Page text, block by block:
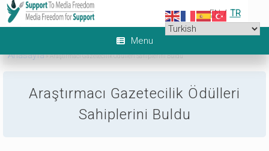
Skip
EN / TR
Menu
Anasayfa»Araştırmacı Gazetecilik Ödülleri Sahiplerini Buldu
Araştırmacı Gazetecilik Ödülleri
Sahiplerini Buldu